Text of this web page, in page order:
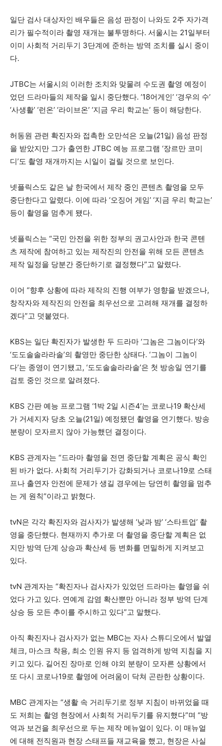
일단 검사 대상자인 배우들은 음성 판정이 나와도 2주 자가격
리가 필수적이라 촬영 재개는 불투명하다. 서울시는 21일부터
이미 사회적 거리두기 3단계에 준하는 방역 조치를 실시 중이
다.
JTBC는 서울시의 이러한 조치와 맞물려 수도권 촬영 예정이
었던 드라마들의 제작을 일시 중단했다. ’18어게인’ ‘경우의 수’
‘사생활’ ‘런온’ ‘라이브온’ ‘지금 우리 학교는’ 등이 해당한다.
허동원 관련 확진자와 접촉한 오만석은 오늘(21일) 음성 판정
을 받았지만 그가 출연한 JTBC 예능 프로그램 ‘장르만 코미
디’도 촬영 재개까지는 시일이 걸릴 것으로 보인다.
넷플릭스도 같은 날 한국에서 제작 중인 콘텐츠 촬영을 모두
중단한다고 알렸다. 이에 따라 ‘오징어 게임’ ‘지금 우리 학교는’
등이 촬영을 멈추게 됐다.
넷플릭스는 “국민 안전을 위한 정부의 권고사안과 한국 콘텐
츠 제작에 참여하고 있는 제작진의 안전을 위해 모든 콘텐츠
제작 일정을 당분간 중단하기로 결정했다”고 알렸다.
이어 “향후 상황에 따라 제작의 진행 여부가 영향을 받겠으나,
창작자와 제작진의 안전을 최우선으로 고려해 재개를 결정하
겠다”고 덧붙였다.
KBS는 일단 확진자가 발생한 두 드라마 ‘그놈은 그놈이다’와
‘도도솔솔라라솔’의 촬영만 중단한 상태다. ‘그놈이 그놈이
다’는 종영이 연기됐고, ‘도도솔솔라라솔’은 첫 방송일 연기를
검토 중인 것으로 알려졌다.
KBS 간판 예능 프로그램 ‘1박 2일 시즌4’는 코로나19 확산세
가 거세지자 당초 오늘(21일) 예정됐던 촬영을 연기했다. 방송
분량이 모자르지 않아 가능했던 결정이다.
KBS 관계자는 “드라마 촬영을 전면 중단할 계획은 공식 확인
된 바가 없다. 사회적 거리두기가 강화되거나 코로나19로 스태
프나 출연자 안전에 문제가 생길 경우에는 당연히 촬영을 멈추
는 게 원칙”이라고 밝혔다.
tvN은 각각 확진자와 검사자가 발생해 ‘낮과 밤’ ‘스타트업’ 촬
영을 중단했다. 현재까지 추가로 더 촬영을 중단할 계획은 없
지만 방역 단계 상승과 확산세 등 변화를 면밀하게 지켜보고
있다.
tvN 관계자는 “확진자나 검사자가 있었던 드라마는 촬영을 쉬
었다 가고 있다. 연예계 감염 확산뿐만 아니라 정부 방역 단계
상승 등 모든 추이를 주시하고 있다”고 말했다.
아직 확진자나 검사자가 없는 MBC는 자사 스튜디오에서 발열
체크, 마스크 착용, 최소 인원 유지 등 엄격하게 방역 지침을 지
키고 있다. 길어진 장마로 인해 야외 분량이 모자른 상황에서
또 다시 코로나19로 촬영에 어려움이 닥쳐 곤란한 상황이다.
MBC 관계자는 “생활 속 거리두기로 정부 지침이 바뀌었을 때
도 저희는 촬영 현장에서 사회적 거리두기를 유지했다”며 “방
역과 보건을 최우선으로 두는 제작 메뉴얼이 있다. 이 매뉴얼
에 대해 전직원과 현장 스태프들 재교육을 했고, 현장은 사실